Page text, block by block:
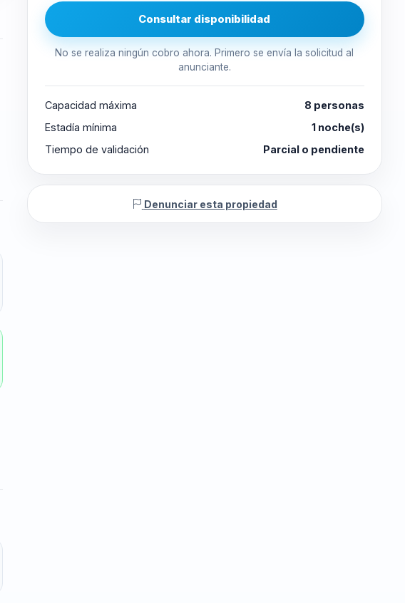
Consultar disponibilidad
No se realiza ningún cobro ahora. Primero se envía la solicitud al
anunciante.
Capacidad máxima
8 personas
Estadía mínima
1 noche(s)
Tiempo de validación
Parcial o pendiente
Denunciar esta propiedad